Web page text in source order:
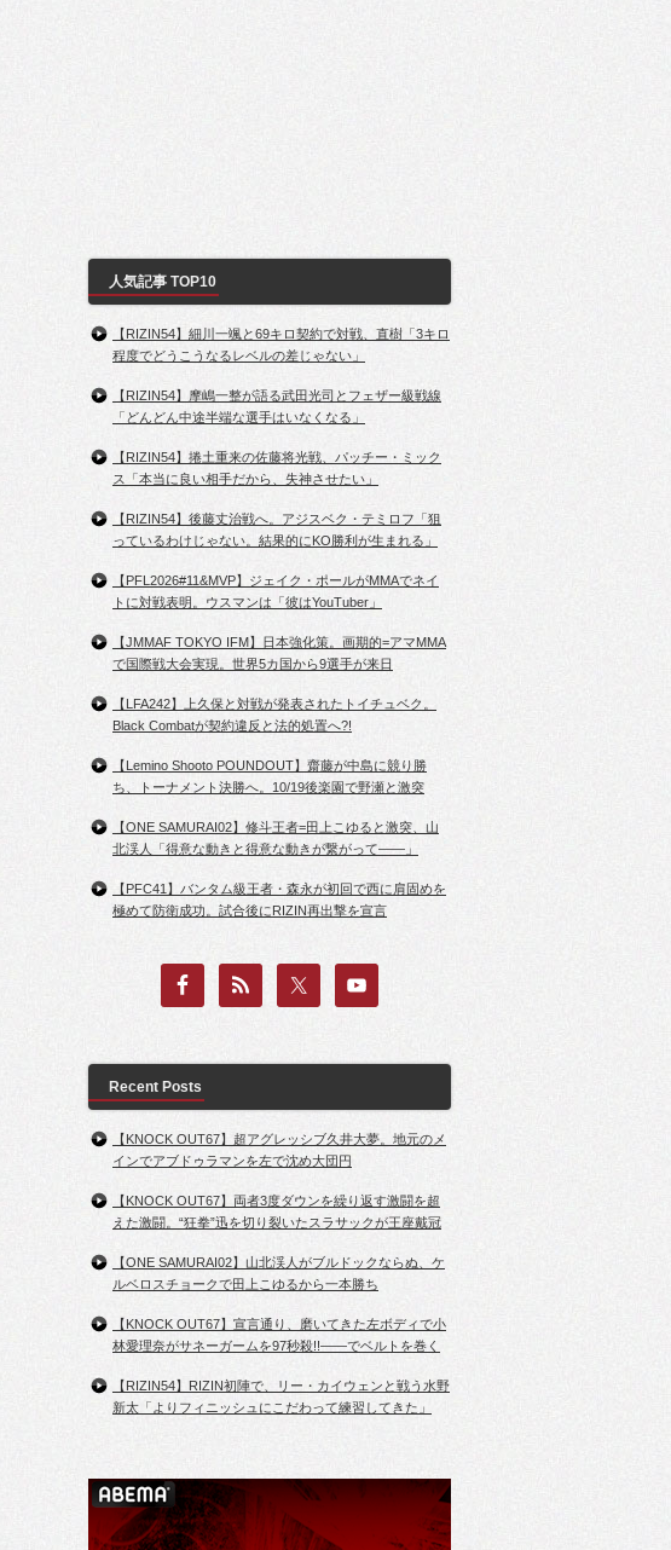
人気記事 TOP10
【RIZIN54】細川一颯と69キロ契約で対戦、直樹「3キロ
程度でどうこうなるレベルの差じゃない」
【RIZIN54】摩嶋一整が語る武田光司とフェザー級戦線
「どんどん中途半端な選手はいなくなる」
【RIZIN54】捲土重来の佐藤将光戦、パッチー・ミック
ス「本当に良い相手だから、失神させたい」
【RIZIN54】後藤丈治戦へ。アジスベク・テミロフ「狙
っているわけじゃない。結果的にKO勝利が生まれる」
【PFL2026#11&MVP】ジェイク・ポールがMMAでネイ
トに対戦表明。ウスマンは「彼はYouTuber」
【JMMAF TOKYO IFM】日本強化策。画期的=アマMMA
で国際戦大会実現。世界5カ国から9選手が来日
【LFA242】上久保と対戦が発表されたトイチュベク。
Black Combatが契約違反と法的処置へ?!
【Lemino Shooto POUNDOUT】齋藤が中島に競り勝
ち、トーナメント決勝へ。10/19後楽園で野瀬と激突
【ONE SAMURAI02】修斗王者=田上こゆると激突、山
北渓人「得意な動きと得意な動きが繋がって――」
【PFC41】バンタム級王者・森永が初回で西に肩固めを
極めて防衛成功。試合後にRIZIN再出撃を宣言
Recent Posts
【KNOCK OUT67】超アグレッシブ久井大夢。地元のメ
インでアブドゥラマンを左で沈め大団円
【KNOCK OUT67】両者3度ダウンを繰り返す激闘を超
えた激闘。“狂拳”迅を切り裂いたスラサックが王座戴冠
【ONE SAMURAI02】山北渓人がブルドックならぬ、ケ
ルベロスチョークで田上こゆるから一本勝ち
【KNOCK OUT67】宣言通り、磨いてきた左ボディで小
林愛理奈がサネーガームを97秒殺!!――でベルトを巻く
【RIZIN54】RIZIN初陣で、リー・カイウェンと戦う水野
新太「よりフィニッシュにこだわって練習してきた」